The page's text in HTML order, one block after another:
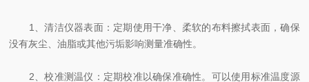
1、清洁仪器表面：定期使用干净、柔软的布料擦拭表面，确保
没有灰尘、油脂或其他污垢影响测量准确性。
2、校准测温仪：定期校准以确保准确性。可以使用标准温度源